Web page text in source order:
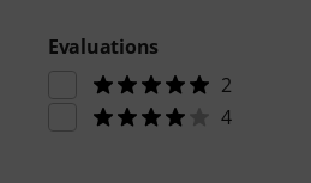
Evaluations
2
4